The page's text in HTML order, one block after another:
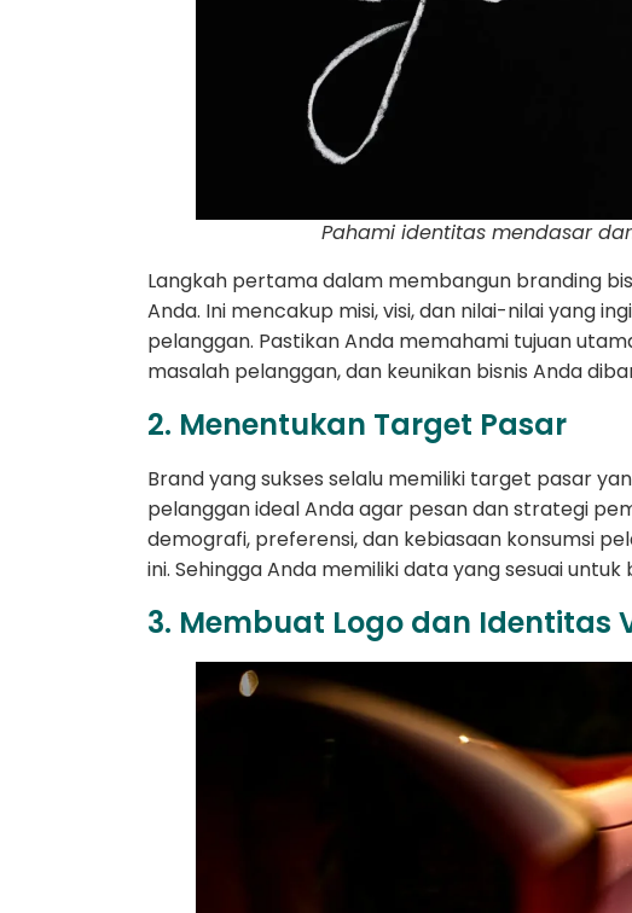
Pahami identitas mendasar
Langkah pertama dalam membangun branding
Anda. Ini mencakup misi, visi, dan nilai-nilai yang
pelanggan. Pastikan Anda memahami tujuan
masalah pelanggan, dan keunikan bisnis Anda
2. Menentukan Target Pasar
Brand yang sukses selalu memiliki target pasar
pelanggan ideal Anda agar pesan dan strategi
demografi, preferensi, dan kebiasaan konsumsi
ini. Sehingga Anda memiliki data yang sesuai untuk
3. Membuat Logo dan Identitas